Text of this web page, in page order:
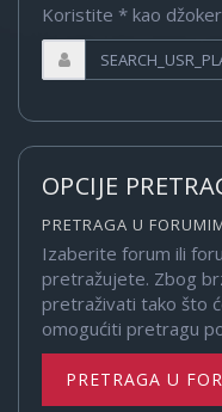
Koristite * kao
OPCIJE
PRETRAGA U
Izaberite forum ili
pretražujete. Zbog
pretraživati tako što
omogućiti pretragu
PRETRAGA U